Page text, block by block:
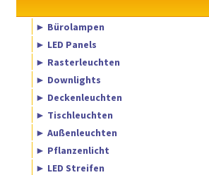
► Bürolampen
► LED Panels
► Rasterleuchten
► Downlights
► Deckenleuchten
► Tischleuchten
► Außenleuchten
► Pflanzenlicht
► LED Streifen